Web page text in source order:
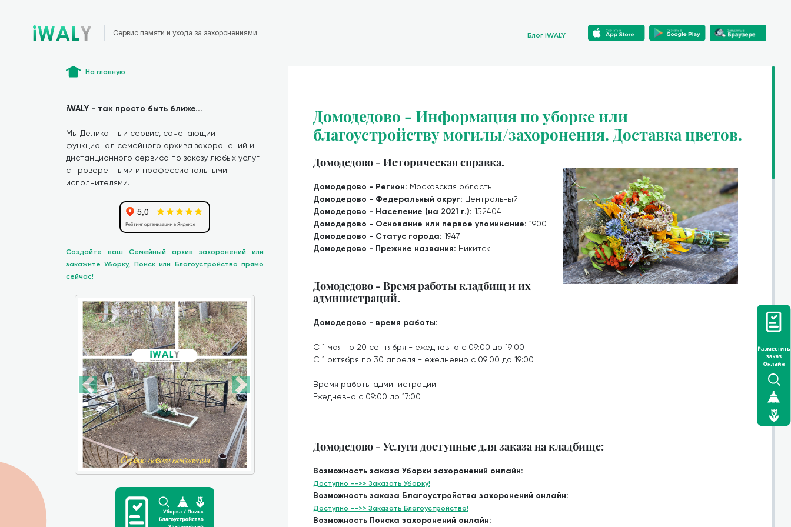
Сервис памяти и ухода за захоронениями Блог iWALY
На главную
iWALY - так просто быть ближе...
Мы Деликатный сервис, сочетающий
функционал семейного архива захоронений и
дистанционного сервиса по заказу любых услуг
с проверенными и профессиональными
исполнителями.
Создайте ваш Семейный архив захоронений или
закажите Уборку, Поиск или Благоустройство прямо
сейчас!
Домодедово - Информация по уборке или
благоустройству могилы/захоронения. Доставка цветов.
Домодедово - Историческая справка.
Домодедово - Регион: Московская область
Домодедово - Федеральный округ: Центральный
Домодедово - Население (на 2021 г.): 152404
Домодедово - Основание или первое упоминание: 1900
Домодедово - Статус города: 1947
Домодедово - Прежние названия: Никитск
Домодедово - Время работы кладбищ и их
администраций.
Домодедово - время работы:
С 1 мая по 20 сентября - ежедневно с 09:00 до 19:00
С 1 октября по 30 апреля - ежедневно с 09:00 до 19:00
Время работы администрации:
Ежедневно с 09:00 до 17:00
Домодедово - Услуги доступные для заказа на кладбище:
Возможность заказа Уборки захоронений онлайн:
Доступно -->> Заказать Уборку!
Возможность заказа Благоустройства захоронений онлайн:
Доступно -->> Заказать Благоустройство!
Возможность Поиска захоронений онлайн: